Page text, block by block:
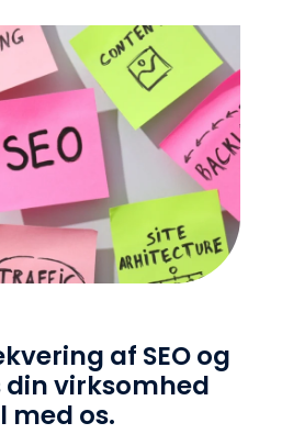
af SEO og
din virksomhed
med os.